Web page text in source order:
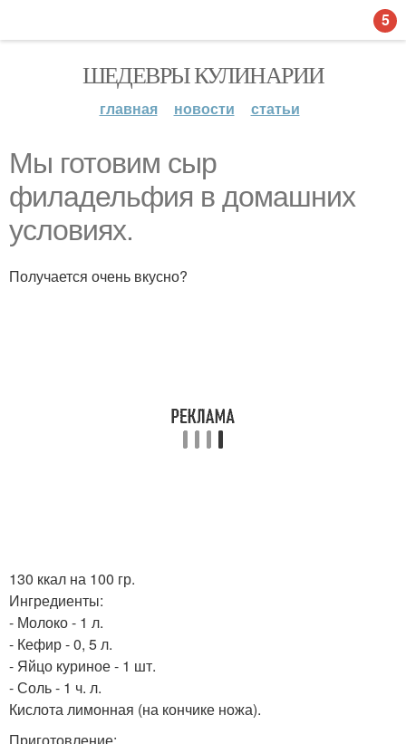
ШЕДЕВРЫ КУЛИНАРИИ
главная новости статьи
Мы готовим сыр
филадельфия в домашних
условиях.
Получается очень вкусно?
130 ккал на 100 гр.
Ингредиенты:
- Молоко - 1 л.
- Кефир - 0, 5 л.
- Яйцо куриное - 1 шт.
- Соль - 1 ч. л.
Кислота лимонная (на кончике ножа).
5